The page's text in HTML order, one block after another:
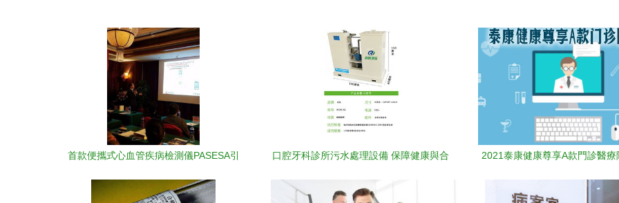
首款便攜式心血管疾病檢測儀PASESA引
詢火熱進行中
口腔牙科診所污水處理設備 保障健康與合
2021泰康健康尊享A款門診醫療